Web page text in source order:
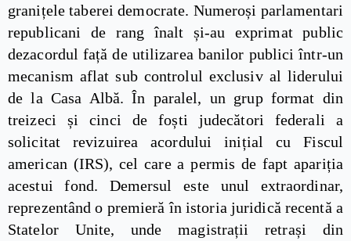
granițele taberei democrate. Numeroși parlamentari
republicani de rang înalt și-au exprimat public
dezacordul față de utilizarea banilor publici într-un
mecanism aflat sub controlul exclusiv al liderului
de la Casa Albă. În paralel, un grup format din
treizeci și cinci de foști judecători federali a
solicitat revizuirea acordului inițial cu Fiscul
american (IRS), cel care a permis de fapt apariția
acestui fond. Demersul este unul extraordinar,
reprezentând o premieră în istoria juridică recentă a
Statelor Unite, unde magistrații retrași din